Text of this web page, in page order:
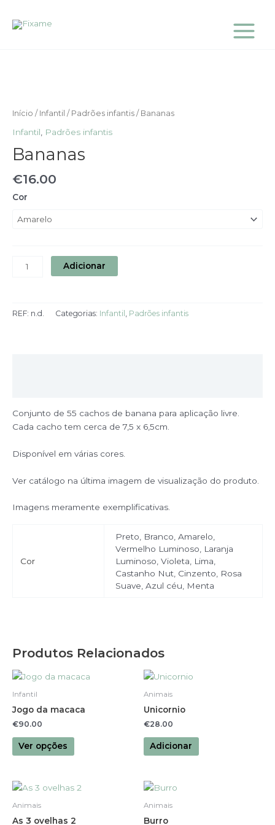
Menu
Início / Infantil / Padrões infantis / Bananas
Infantil Padrões infantis
Bananas
€16.00
Cor
Adicionar
REF: n.d. Categorias: Infantil , Padrões infantis
Conjunto de 55 cachos de banana para aplicação livre.
Cada cacho tem cerca de 7,5 x 6,5cm.
Disponível em várias cores.
Ver catálogo na última imagem de visualização do produto.
Imagens meramente exemplificativas.
Cor
Preto, Branco, Amarelo,
Vermelho Luminoso, Laranja
Luminoso, Violeta, Lima,
Castanho Nut, Cinzento, Rosa
Suave, Azul céu, Menta
Produtos Relacionados
Infantil
Jogo da macaca
€90.00
Ver opções
This
options
be
Animais
Unicornio
€28.00
Adicionar
Animais
As 3 ovelhas 2
This
Animais
Burro